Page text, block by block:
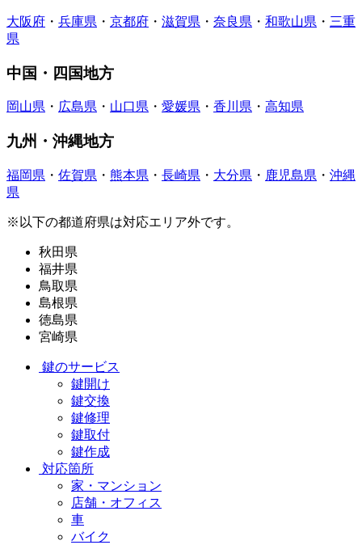
大阪府 ・ 兵庫県 ・ 京都府 ・ 滋賀県 ・ 奈良県 ・ 和歌山県 ・ 三重
県
中国・四国地方
岡山県 ・ 広島県 ・ 山口県 ・ 愛媛県 ・ 香川県 ・ 高知県
九州・沖縄地方
福岡県 ・ 佐賀県 ・ 熊本県 ・ 長崎県 ・ 大分県 ・ 鹿児島県 ・ 沖縄
県
※以下の都道府県は対応エリア外です。
秋田県
福井県
鳥取県
島根県
徳島県
宮崎県
鍵のサービス
鍵開け
鍵交換
鍵修理
鍵取付
鍵作成
対応箇所
家・マンション
店舗・オフィス
車
バイク